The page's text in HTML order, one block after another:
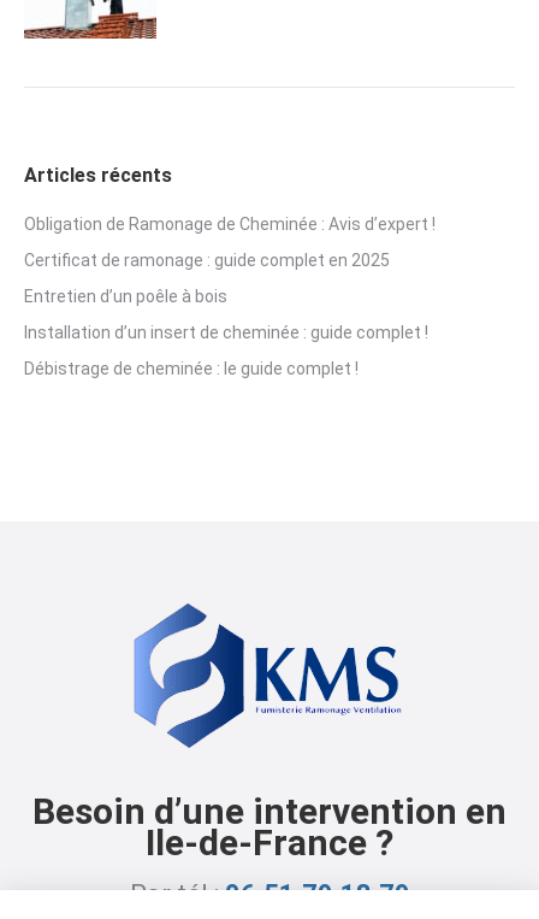
Articles récents
Obligation de Ramonage de Cheminée : Avis d’expert !
Certificat de ramonage : guide complet en 2025
Entretien d’un poêle à bois
Installation d’un insert de cheminée : guide complet !
Débistrage de cheminée : le guide complet !
Besoin d’une intervention en
Ile-de-France ?
Par tél :06.51.79.18.79